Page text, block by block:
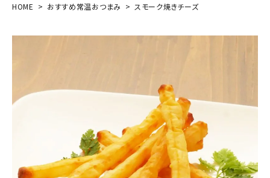
お酒別オススメ
HOME おすすめ常温おつまみ スモーク焼きチーズ